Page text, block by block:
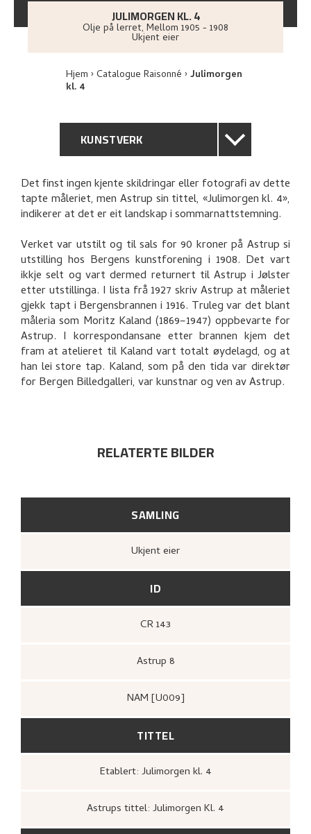
JULIMORGEN KL. 4
Olje på lerret, Mellom 1905 - 1908
Ukjent eier
Hjem Catalogue Raisonné Julimorgen
kl. 4
KUNSTVERK
GENERELL BESKRIVELSE
TEKNISK INFORMASJON
PROVENIENS
UTSTILLINGSHISTORIE
KUNSTNERENS NOTAT
BIBLIOGRAFI
UTFORSK
SAMLING
Ukjent eier
ID
CR 143
Astrup 8
NAM [U009]
TITTEL
Etablert: Julimorgen kl. 4
Astrups tittel: Julimorgen Kl. 4
Det finst ingen kjente skildringar eller fotografi av dette
tapte måleriet, men Astrup sin tittel, «Julimorgen kl. 4»,
indikerer at det er eit landskap i sommarnattstemning.
Verket var utstilt og til sals for 90 kroner på Astrup si
utstilling hos Bergens kunstforening i 1908. Det vart
ikkje selt og vart dermed returnert til Astrup i Jølster
etter utstillinga. I lista frå 1927 skriv Astrup at måleriet
gjekk tapt i Bergensbrannen i 1916. Truleg var det blant
måleria som Moritz Kaland (1869–1947) oppbevarte for
Astrup. I korrespondansane etter brannen kjem det
fram at atelieret til Kaland vart totalt øydelagd, og at
han lei store tap. Kaland, som på den tida var direktør
for Bergen Billedgalleri, var kunstnar og ven av Astrup.
RELATERTE BILDER